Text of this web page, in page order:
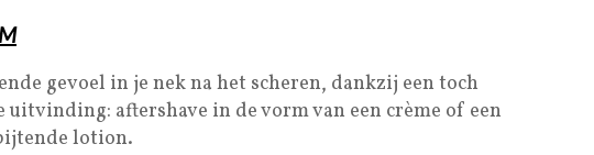
gevoel in je nek na het scheren, dankzij een toch
aftershave in de vorm van een crème of een
lotion.